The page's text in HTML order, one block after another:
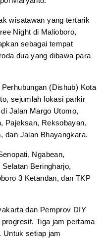
wisatawan yang tertarik
Night di Malioboro,
sebagai tempat
dua yang dibawa para
(Dishub) Kota
sejumlah lokasi parkir
Jalan Margo Utomo,
Pajeksan, Reksobayan,
dan Jalan Bhayangkara.
Ngabean,
Beringharjo,
3 Ketandan, dan TKP
dan Pemprov DIY
Tiga jam pertama
Untuk setiap jam